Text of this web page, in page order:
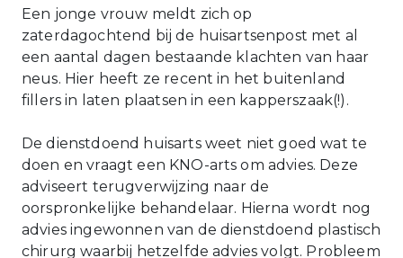
Een jonge vrouw meldt zich op
zaterdagochtend bij de huisartsenpost met al
een aantal dagen bestaande klachten van haar
neus. Hier heeft ze recent in het buitenland
fillers in laten plaatsen in een kapperszaak(!).
De dienstdoend huisarts weet niet goed wat te
doen en vraagt een KNO-arts om advies. Deze
adviseert terugverwijzing naar de
oorspronkelijke behandelaar. Hierna wordt nog
advies ingewonnen van de dienstdoend plastisch
chirurg waarbij hetzelfde advies volgt. Probleem